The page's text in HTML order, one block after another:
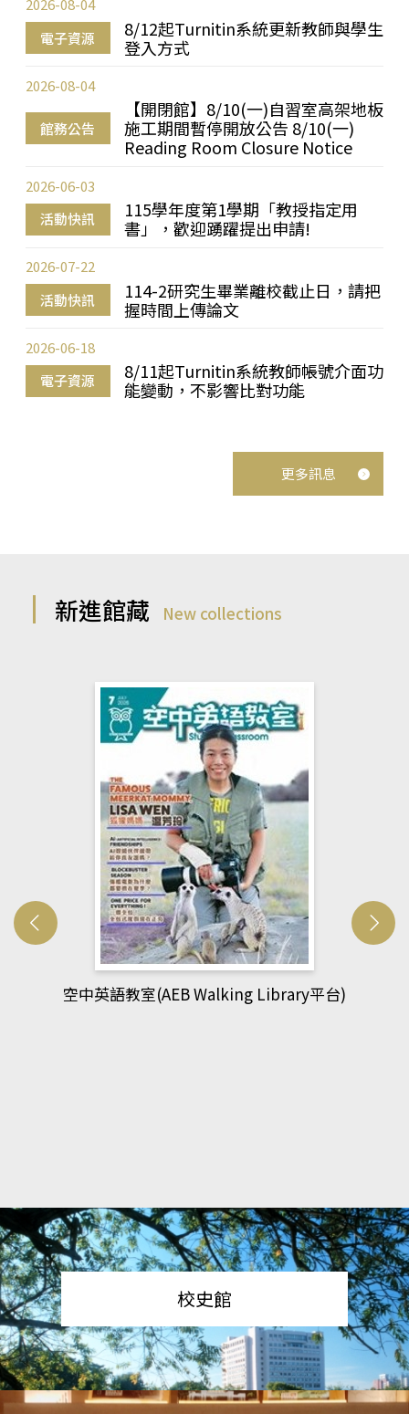
電子資源
8/12起Turnitin系統更新教師與學生
登入方式
2026-08-04
館務公告
【開閉館】8/10(一)自習室高架地板
施工期間暫停開放公告 8/10(一)
Reading Room Closure Notice
2026-08-04
活動快訊
115學年度第1學期「教授指定用
書」，歡迎踴躍提出申請!
2026-06-03
活動快訊
114-2研究生畢業離校截止日，請把
握時間上傳論文
2026-07-22
電子資源
8/11起Turnitin系統教師帳號介面功
能變動，不影響比對功能
2026-06-18
更多訊息
新進館藏 New collections
網管人(kono平台)
校史館